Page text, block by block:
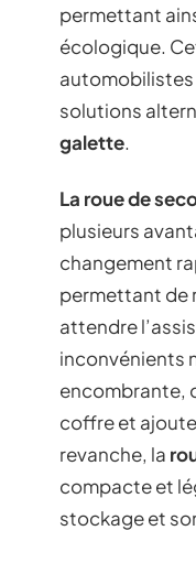
permettant
écologique.
automobilistes
solutions
galette.
La roue de
plusieurs
changement
permettant de
attendre
inconvénients
encombrante,
coffre et
revanche, la
compacte et
stockage et